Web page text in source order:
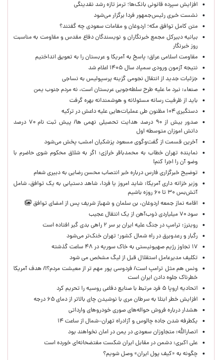
افزایش سپرده قانونی بانک‌ها؛ ترمز تازه رشد نقدینگی
نشست خبری رئیس‌جمهور فردا برگزار می‌شود
متن کامل توافق مکه؛ اردوغان و مقامات سعودی چه گفتند؟
بیانیه دبیرکل مجمع خبرنگاران و نویسندگان دفاع مقدس و مقاومت به مناسبت
روز خبرنگار
مقاومت اسلامی عراق: پاسخ به آمریکا و عربستان را به تعویق انداختیم
نتیجه آزمون ورودی سمپاد سال ۱۴۰۵ اعلام شد
جزئیات جدید از انتقال نجومی گزینه پرسپولیس به نساجی
صنعاء: نبرد ما علیه طرح سلطه‌جویی عربستان است، نه مردم جنوب یمن
باید از ظرفیت رسانه مسئولانه و هوشمندانه بهره گرفت
دستگیری ۱۰۴ مظنون طی عملیات‌هایی علیه داعش در ترکیه
صدور بیش از ۹۰ درصد هدایت تحصیلی نهمی ها/ پیش ثبت نام ۷۰ درصد
دانش اموزان متوسطه اول
آخرین قسمت از گفت‌وگوی مسعود پزشکیان امشب پخش می‌شود
نماینده تهران خطاب به محمدباقر خرازی: اگر به شلاق محکوم شوی حاضرم با
وضو آن را اجرا کنم!
توضیح خبرگزاری فارس درباره خبر انتصاب محسن رضایی به دبیری شعام
وزیر خزانه داری آمریکا: شاید امروز یا فردا، شاهد دستیابی به یک توافق، شامل
آتش‌بس ۳۰ تا ۶۰ روزه باشیم
اقامه نماز جمعه اردوغان، بن ‌سلمان و شهباز شریف پس از امضای توافق
سود ۷۰ میلیاردی ذوب‌آهن از یک انتقال عجیب
رویترز: ترامپ در جنگ علیه ایران بر سر ۲ راهی بدی گیر افتاده است
رگبار و رعدوبرق در راه شمال کشور؛ تهران خنک‌تر می‌شود
۱۷ تجاوز رژیم صهیونیستی به خاک سوریه در ۴۸ ساعت گذشته
تکلیف مدیرعامل استقلال قبل از لیگ مشخص می شود
ونس هم مثل ترامپ است/ فردوسی پور مهم تر از معیشت مردم؟!/ هدف آمریکا
خطرناک جلوه دادن ایران است
اتحادیه اروپا ۵ فرد مرتبط با صنایع دفاعی روسیه را تحریم کرد
افزایش خطر ابتلا به سرطان مری با نوشیدن چای بالاتر از دمای ۶۵ درجه
هشدار درباره فروش حواله‌های صوری خودروهای وارداتی
یکطرفه شدن جاده چالوس و آزادراه تهران–شمال از ساعت ۱۴
انصارالله: متجاوزان سعودی در یمن در امان نخواهند بود
علی اکبری: دشمن در مقابل ایران شکست مفتضحانه‌ای خورده است
چگونه به «کیف پول ایران» وصل شویم؟